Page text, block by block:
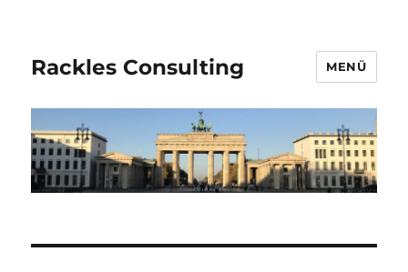
Rackles Consulting MENÜ